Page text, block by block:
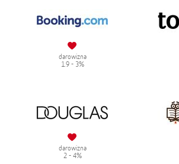
darowizna
1.9 - 3%
darowizna
2 - 4%